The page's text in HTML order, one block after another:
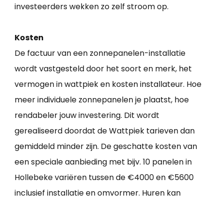
investeerders wekken zo zelf stroom op.
Kosten
De factuur van een zonnepanelen-installatie
wordt vastgesteld door het soort en merk, het
vermogen in wattpiek en kosten installateur. Hoe
meer individuele zonnepanelen je plaatst, hoe
rendabeler jouw investering. Dit wordt
gerealiseerd doordat de Wattpiek tarieven dan
gemiddeld minder zijn. De geschatte kosten van
een speciale aanbieding met bijv. 10 panelen in
Hollebeke variëren tussen de €4000 en €5600
inclusief installatie en omvormer. Huren kan